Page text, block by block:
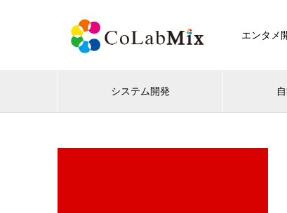
エンタメ
システム開発